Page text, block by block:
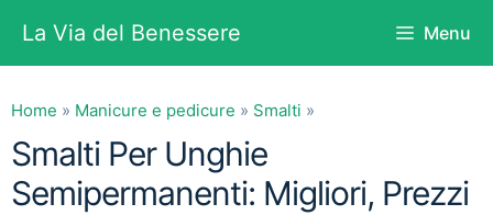
contenuto
La Via del Benessere Menu
Home » Manicure e pedicure » Smalti »
Smalti Per Unghie
Semipermanenti: Migliori, Prezzi